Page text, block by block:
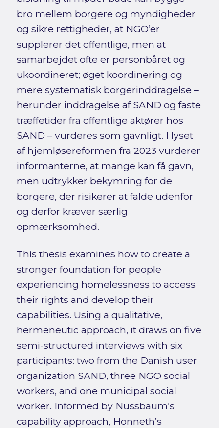
bro mellem borgere og myndigheder
og sikre rettigheder, at NGO’er
supplerer det offentlige, men at
samarbejdet ofte er personbåret og
ukoordineret; øget koordinering og
mere systematisk borgerinddragelse –
herunder inddragelse af SAND og faste
træffetider fra offentlige aktører hos
SAND – vurderes som gavnligt. I lyset
af hjemløsereformen fra 2023 vurderer
informanterne, at mange kan få gavn,
men udtrykker bekymring for de
borgere, der risikerer at falde udenfor
og derfor kræver særlig
opmærksomhed.
This thesis examines how to create a
stronger foundation for people
experiencing homelessness to access
their rights and develop their
capabilities. Using a qualitative,
hermeneutic approach, it draws on five
semi-structured interviews with six
participants: two from the Danish user
organization SAND, three NGO social
workers, and one municipal social
worker. Informed by Nussbaum’s
capability approach, Honneth’s